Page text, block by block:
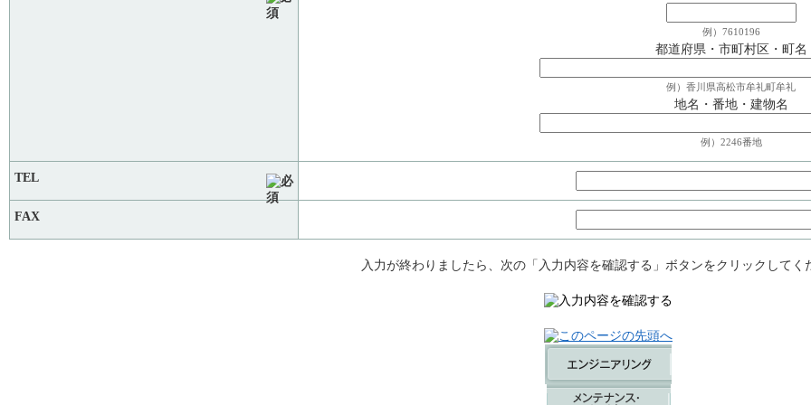
例）7610196
都道府県・市町村区・町名
例）香川県高松市牟礼町牟礼
地名・番地・建物名
例）2246番地
TEL
FAX
入力が終わりましたら、次の「入力内容を確認する」ボタンをクリックしてく